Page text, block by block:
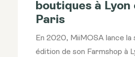
boutiques à Lyon
Paris
En 2020, MiiMOSA lance la
édition de son Farmshop à